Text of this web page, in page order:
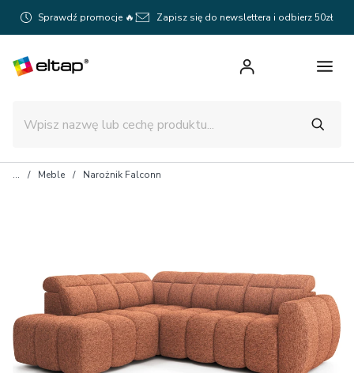
Sprawdź promocje 🔥 Zapisz się do newslettera i odbierz 50zł
Meble Narożnik Falconn